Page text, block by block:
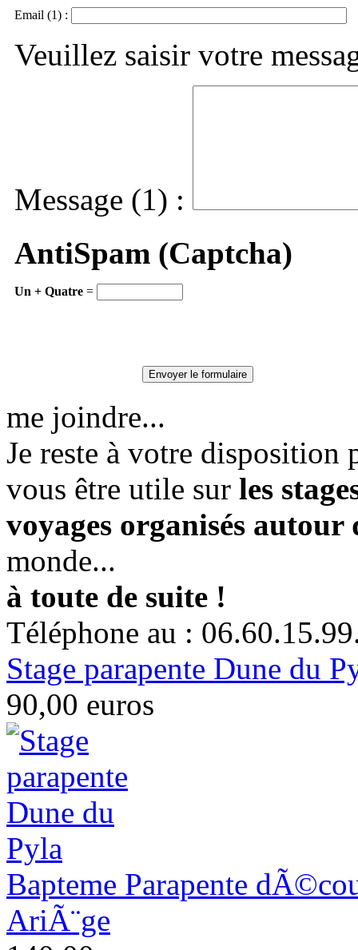
Email (1) :
Veuillez saisir votre
Message (1) :
AntiSpam (Captcha)
Un + Quatre =
me joindre...
Je reste à votre disposition
vous être utile sur les
voyages organisés autour
monde...
à toute de suite !
Téléphone au :
Stage parapente Dune du
90,00 euros
Bapteme Parapente
AriÃ¨ge